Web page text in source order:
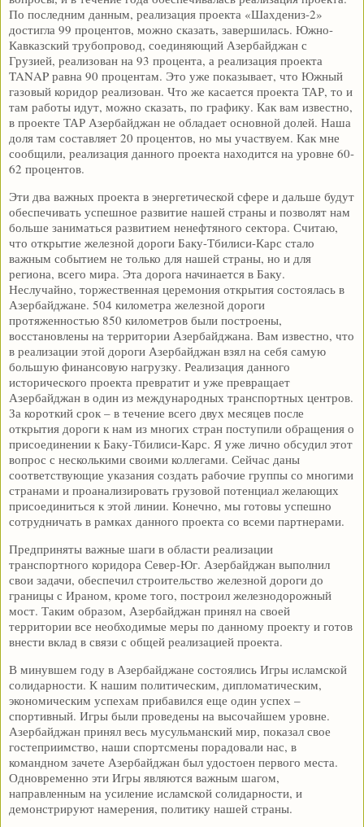
По последним данным, реализация проекта «Шахдениз-2»
достигла 99 процентов, можно сказать, завершилась. Южно-
Кавказский трубопровод, соединяющий Азербайджан с
Грузией, реализован на 93 процента, а реализация проекта
TANAP равна 90 процентам. Это уже показывает, что Южный
газовый коридор реализован. Что же касается проекта ТАР, то и
там работы идут, можно сказать, по графику. Как вам известно,
в проекте ТАР Азербайджан не обладает основной долей. Наша
доля там составляет 20 процентов, но мы участвуем. Как мне
сообщили, реализация данного проекта находится на уровне 60-
62 процентов.
Эти два важных проекта в энергетической сфере и дальше будут
обеспечивать успешное развитие нашей страны и позволят нам
больше заниматься развитием ненефтяного сектора. Считаю,
что открытие железной дороги Баку-Тбилиси-Карс стало
важным событием не только для нашей страны, но и для
региона, всего мира. Эта дорога начинается в Баку.
Неслучайно, торжественная церемония открытия состоялась в
Азербайджане. 504 километра железной дороги
протяженностью 850 километров были построены,
восстановлены на территории Азербайджана. Вам известно, что
в реализации этой дороги Азербайджан взял на себя самую
большую финансовую нагрузку. Реализация данного
исторического проекта превратит и уже превращает
Азербайджан в один из международных транспортных центров.
За короткий срок – в течение всего двух месяцев после
открытия дороги к нам из многих стран поступили обращения о
присоединении к Баку-Тбилиси-Карс. Я уже лично обсудил этот
вопрос с несколькими своими коллегами. Сейчас даны
соответствующие указания создать рабочие группы со многими
странами и проанализировать грузовой потенциал желающих
присоединиться к этой линии. Конечно, мы готовы успешно
сотрудничать в рамках данного проекта со всеми партнерами.
Предприняты важные шаги в области реализации
транспортного коридора Север-Юг. Азербайджан выполнил
свои задачи, обеспечил строительство железной дороги до
границы с Ираном, кроме того, построил железнодорожный
мост. Таким образом, Азербайджан принял на своей
территории все необходимые меры по данному проекту и готов
внести вклад в связи с общей реализацией проекта.
В минувшем году в Азербайджане состоялись Игры исламской
солидарности. К нашим политическим, дипломатическим,
экономическим успехам прибавился еще один успех –
спортивный. Игры были проведены на высочайшем уровне.
Азербайджан принял весь мусульманский мир, показал свое
гостеприимство, наши спортсмены порадовали нас, в
командном зачете Азербайджан был удостоен первого места.
Одновременно эти Игры являются важным шагом,
направленным на усиление исламской солидарности, и
демонстрируют намерения, политику нашей страны.